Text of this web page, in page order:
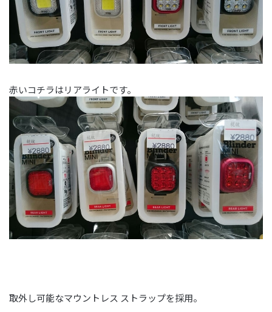
赤いコチラはリアライトです。
取外し可能なマウントレス ストラップを採用。